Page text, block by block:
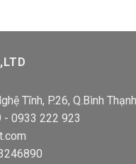
Tĩnh, P.26, Q.Bình
- 0933 222 923